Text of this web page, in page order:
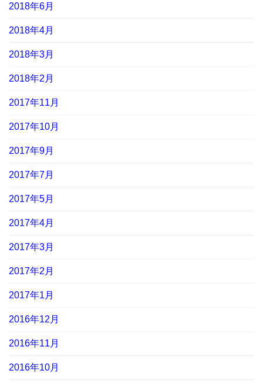
2018年6月
2018年4月
2018年3月
2018年2月
2017年11月
2017年10月
2017年9月
2017年7月
2017年5月
2017年4月
2017年3月
2017年2月
2017年1月
2016年12月
2016年11月
2016年10月